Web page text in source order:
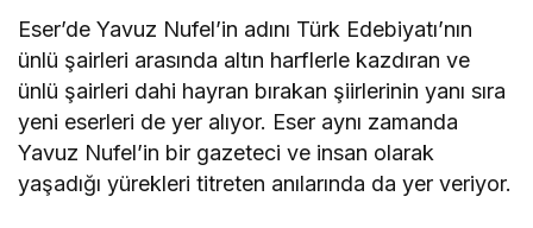
Eser’de Yavuz Nufel’in adını Türk Edebiyatı’nın
ünlü şairleri arasında altın harflerle kazdıran ve
ünlü şairleri dahi hayran bırakan şiirlerinin yanı sıra
yeni eserleri de yer alıyor. Eser aynı zamanda
Yavuz Nufel’in bir gazeteci ve insan olarak
yaşadığı yürekleri titreten anılarında da yer veriyor.